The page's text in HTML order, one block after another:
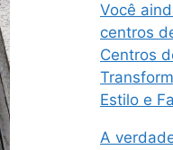
Você
centros
Centros
Estilo e
A